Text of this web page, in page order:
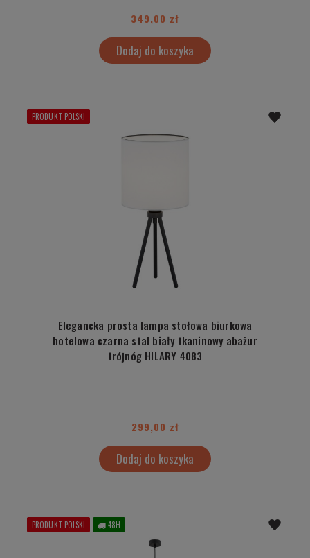
349,00 zł
Dodaj do koszyka
Elegancka prosta lampa stołowa biurkowa
hotelowa czarna stal biały tkaninowy abażur
trójnóg HILARY 4083
299,00 zł
Dodaj do koszyka
PRODUKT POLSKI
PRODUKT POLSKI 48H